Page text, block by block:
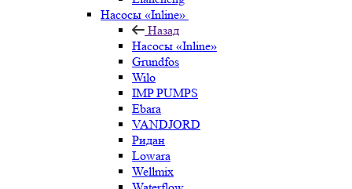
Насосы «Inline»
Назад
Насосы «Inline»
Grundfos
Wilo
IMP PUMPS
Ebara
VANDJORD
Ридан
Lowara
Wellmix